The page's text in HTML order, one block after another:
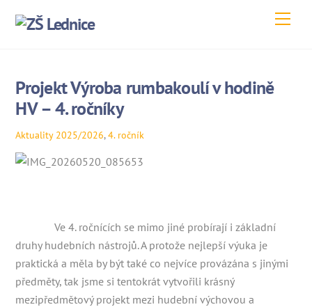
Projekt Výroba rumbakoulí v hodině
HV – 4. ročníky
Aktuality 2025/2026,4. ročník
Ve 4. ročnících se mimo jiné probírají i základní
druhy hudebních nástrojů. A protože nejlepší výuka je
praktická a měla by být také co nejvíce provázána s jinými
předměty, tak jsme si tentokrát vytvořili krásný
mezipředmětový projekt mezi hudební výchovou a